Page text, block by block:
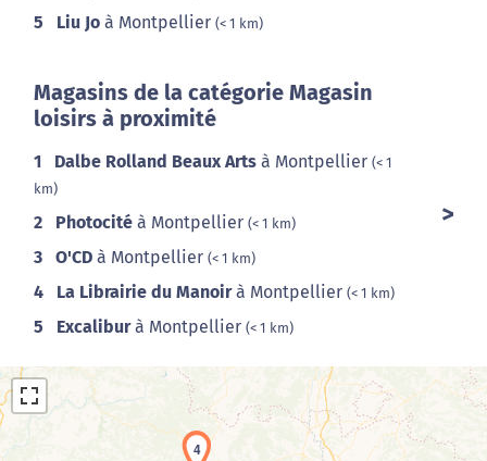
5 Liu Jo à Montpellier (< 1 km)
Magasins de la catégorie Magasin
loisirs à proximité
1 Dalbe Rolland Beaux Arts à Montpellier (< 1
km)
2 Photocité à Montpellier (< 1 km)
3 O'CD à Montpellier (< 1 km)
4 La Librairie du Manoirà Montpellier (< 1 km)
5 Excaliburà Montpellier (< 1 km)
4